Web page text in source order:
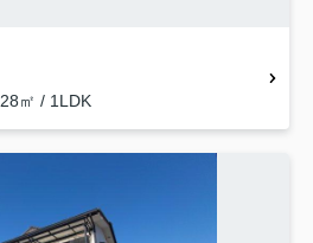
㎡ / 1LDK